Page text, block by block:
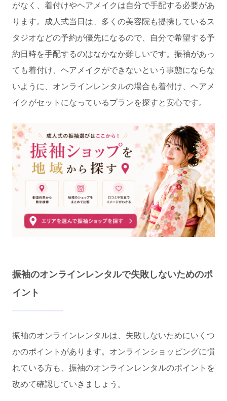
がなく、着付けやヘアメイクは自分で手配する必要があ
ります。成人式当日は、多くの美容院も提携しているス
タジオなどの予約が優先になるので、自分で希望する予
約日時を手配するのはなかなか難しいです。振袖があっ
ても着付け、ヘアメイクができないという事態にならな
いように、オンラインレンタルの場合も着付け、ヘアメ
イクがセットになっているプランを探すと安心です。
振袖のオンラインレンタルで失敗しないためのポ
イント
振袖のオンラインレンタルは、失敗しないためにいくつ
かのポイントがあります。オンラインショッピングに慣
れている方も、振袖のオンラインレンタルのポイントを
改めて確認していきましょう。